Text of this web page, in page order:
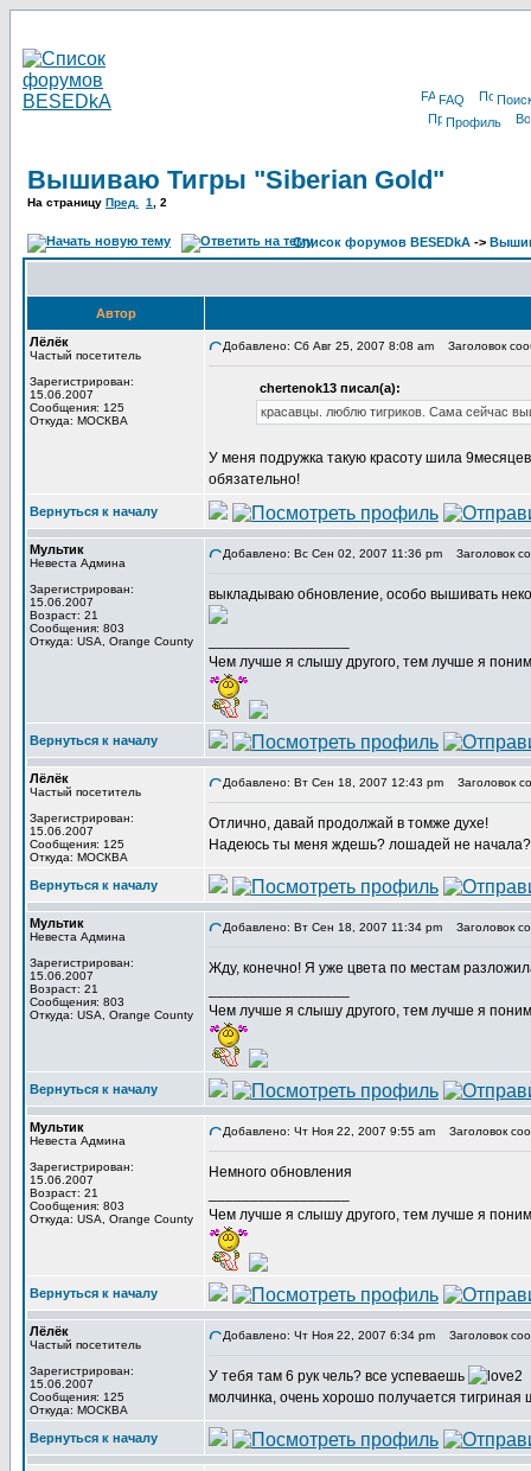
FAQ
Профиль
Вышиваю Тигры "Siberian Gold"
На страницу Пред. 1 , 2
Список форумов BESEDkA ->
Автор
Лёлёк
Частый посетитель
Зарегистрирован:
15.06.2007
Сообщения: 125
Откуда: МОСКВА
Добавлено: Сб Авг 25, 2007 8:08 am Заголовок
chertenok13 писал(а):
красавцы. люблю тигриков. Сама сейчас
У меня подружка такую красоту шила
обязательно!
Вернуться к началу
Мультик
Невеста Админа
Зарегистрирован:
15.06.2007
Возраст: 21
Сообщения: 803
Откуда: USA, Orange County
Добавлено: Вс Сен 02, 2007 11:36 pm Заголовок
выкладываю обновление, особо вышивать
Чем лучше я слышу другого, тем лучше я
Вернуться к началу
Лёлёк
Частый посетитель
Зарегистрирован:
15.06.2007
Сообщения: 125
Откуда: МОСКВА
Добавлено: Вт Сен 18, 2007 12:43 pm Заголовок
Отлично, давай продолжай в томже духе!
Надеюсь ты меня ждешь? лошадей не начала?
Вернуться к началу
Мультик
Невеста Админа
Зарегистрирован:
15.06.2007
Возраст: 21
Сообщения: 803
Откуда: USA, Orange County
Добавлено: Вт Сен 18, 2007 11:34 pm Заголовок
Жду, конечно! Я уже цвета по местам
Чем лучше я слышу другого, тем лучше я
Вернуться к началу
Мультик
Невеста Админа
Зарегистрирован:
15.06.2007
Возраст: 21
Сообщения: 803
Откуда: USA, Orange County
Добавлено: Чт Ноя 22, 2007 9:55 am Заголовок
Немного обновления
Чем лучше я слышу другого, тем лучше я
Вернуться к началу
Лёлёк
Частый посетитель
Зарегистрирован:
15.06.2007
Сообщения: 125
Откуда: МОСКВА
Добавлено: Чт Ноя 22, 2007 6:34 pm Заголовок
У тебя там 6 рук чель? все успеваешь
молчинка, очень хорошо получается тигриная
Вернуться к началу